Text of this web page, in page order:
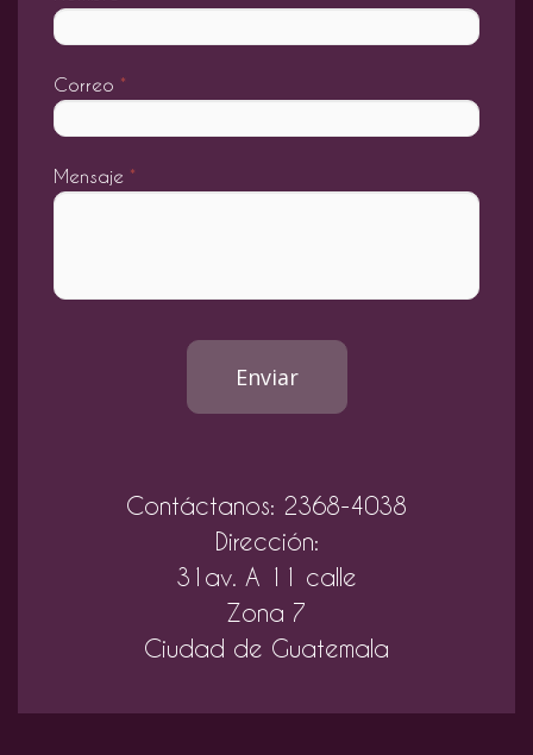
Correo *
Mensaje *
Enviar
Contáctanos: 2368-4038
Dirección:
31av. A 11 calle
Zona 7
Ciudad de Guatemala